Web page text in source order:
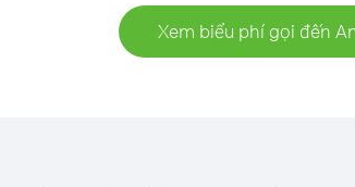
Xem biểu phí gọi đến